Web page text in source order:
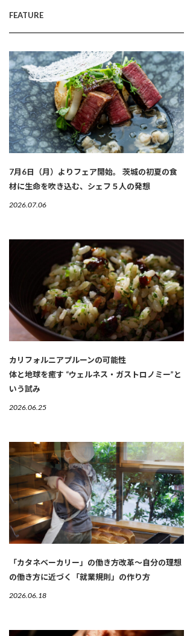
FEATURE
7月6日（月）よりフェア開始。 茨城の初夏の食
材に生命を吹き込む、シェフ５人の発想
2026.07.06
カリフォルニアプルーンの可能性
体と地球を癒す “ウェルネス・ガストロノミー”と
いう試み
2026.06.25
「カタネベーカリー」の働き方改革～自分の理想
の働き方に近づく「就業規則」の作り方
2026.06.18